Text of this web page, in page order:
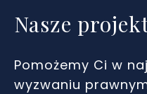
Nasze
Pomożemy Ci w
wyzwaniu